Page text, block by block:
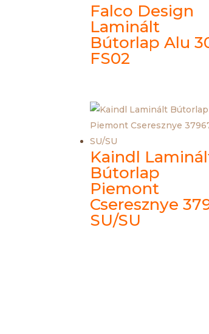
Falco Design
Laminált
Bútorlap Alu
FS02
Kaindl
Bútorlap
Piemont
Cseresznye
SU/SU